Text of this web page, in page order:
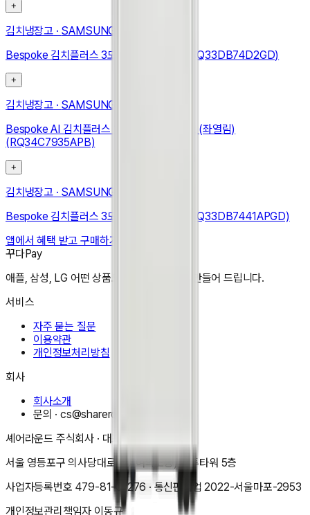
+
김치냉장고 · SAMSUNG
Bespoke 김치플러스 3도어 키친핏 313L (RQ33DB74D2GD)
+
김치냉장고 · SAMSUNG
Bespoke AI 김치플러스 1도어 키친핏 347L (좌열림)
(RQ34C7935APB)
+
김치냉장고 · SAMSUNG
Bespoke 김치플러스 3도어 키친핏 313L (RQ33DB7441APGD)
앱에서 혜택 받고 구매하기
꾸다Pay
애플, 삼성, LG 어떤 상품도 한달 3만원으로 만들어 드립니다.
서비스
자주 묻는 질문
이용약관
개인정보처리방침
회사
회사소개
문의 ·cs@shareround.co.kr
셰어라운드 주식회사 · 대표
서울 영등포구 의사당대로 83(여의도동) 오투타워 5층
사업자등록번호 479-81-01276 · 통신판매업2022-서울마포-2953
개인정보관리책임자 이동규